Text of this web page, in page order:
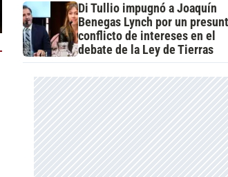
Di Tullio impugnó a Joaquín
Benegas Lynch por un
conflicto de intereses en el
debate de la Ley de Tierras